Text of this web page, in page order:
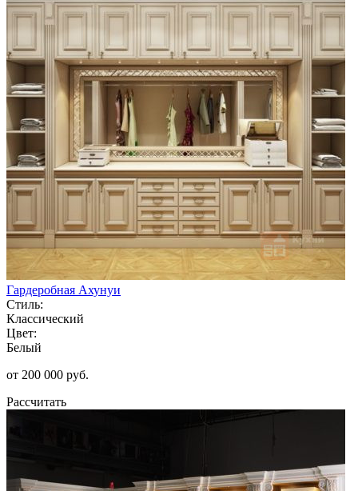
Гардеробная Ахунуи
Стиль:
Классический
Цвет:
Белый
от 200 000 руб.
Рассчитать